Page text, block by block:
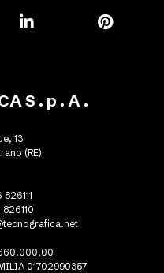
S . p . A .
13
(RE)
660.000,00
01702990357